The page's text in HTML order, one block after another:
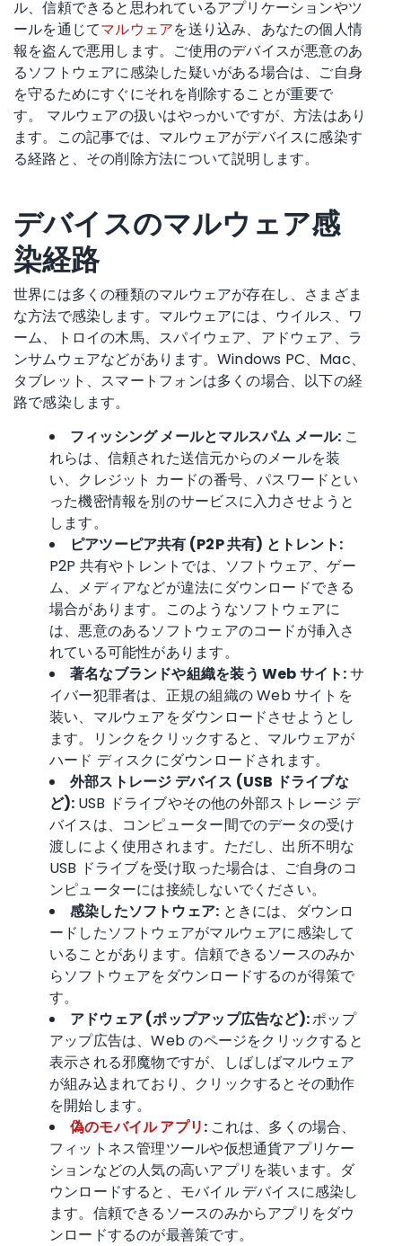
ル、信頼できると思われているアプリケーションやツ
ールを通じてマルウェアを送り込み、あなたの個人情
報を盗んで悪用します。ご使用のデバイスが悪意のあ
るソフトウェアに感染した疑いがある場合は、ご自身
を守るためにすぐにそれを削除することが重要で
す。 マルウェアの扱いはやっかいですが、方法はあり
ます。この記事では、マルウェアがデバイスに感染す
る経路と、その削除方法について説明します。
デバイスのマルウェア感
染経路
世界には多くの種類のマルウェアが存在し、さまざま
な方法で感染します。マルウェアには、ウイルス、ワ
ーム、トロイの木馬、スパイウェア、アドウェア、ラ
ンサムウェアなどがあります。Windows PC、Mac、
タブレット、スマートフォンは多くの場合、以下の経
路で感染します。
フィッシングメールとマルスパム メール: こ
れらは、信頼された送信元からのメールを装
い、クレジット カードの番号、パスワードとい
った機密情報を別のサービスに入力させようと
します。
ピアツーピア共有 (P2P 共有) とトレント:
P2P 共有やトレントでは、ソフトウェア、ゲー
ム、メディアなどが違法にダウンロードできる
場合があります。このようなソフトウェアに
は、悪意のあるソフトウェアのコードが挿入さ
れている可能性があります。
著名なブランドや組織を装う Web サイト:サ
イバー犯罪者は、正規の組織の Web サイトを
装い、マルウェアをダウンロードさせようとし
ます。リンクをクリックすると、マルウェアが
ハード ディスクにダウンロードされます。
外部ストレージ デバイス (USB ドライブな
ど): USB ドライブやその他の外部ストレージ デ
バイスは、コンピューター間でのデータの受け
渡しによく使用されます。ただし、出所不明な
USB ドライブを受け取った場合は、ご自身のコ
ンピューターには接続しないでください。
感染したソフトウェア: ときには、ダウンロ
ードしたソフトウェアがマルウェアに感染して
いることがあります。信頼できるソースのみか
らソフトウェアをダウンロードするのが得策で
す。
アドウェア(ポップアップ広告など):ポップ
アップ広告は、Web のページをクリックすると
表示される邪魔物ですが、しばしばマルウェア
が組み込まれており、クリックするとその動作
を開始します。
偽のモバイル アプリ: これは、多くの場合、
フィットネス管理ツールや仮想通貨アプリケー
ションなどの人気の高いアプリを装います。ダ
ウンロードすると、モバイル デバイスに感染し
ます。信頼できるソースのみからアプリをダウ
ンロードするのが最善策です。